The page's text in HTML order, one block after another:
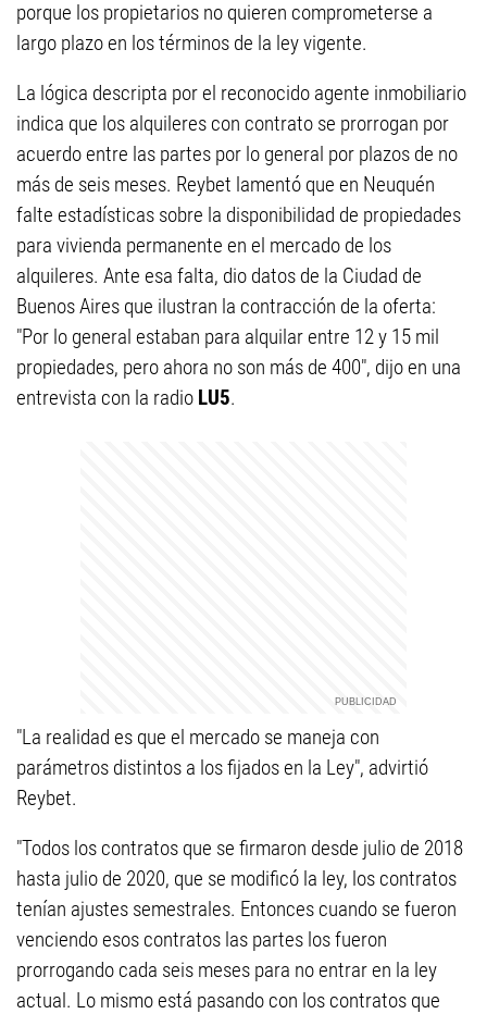
porque los propietarios no quieren comprometerse a
largo plazo en los términos de la ley vigente.
La lógica descripta por el reconocido agente inmobiliario
indica que los alquileres con contrato se prorrogan por
acuerdo entre las partes por lo general por plazos de no
más de seis meses. Reybet lamentó que en Neuquén
falte estadísticas sobre la disponibilidad de propiedades
para vivienda permanente en el mercado de los
alquileres. Ante esa falta, dio datos de la Ciudad de
Buenos Aires que ilustran la contracción de la oferta:
"Por lo general estaban para alquilar entre 12 y 15 mil
propiedades, pero ahora no son más de 400", dijo en una
entrevista con la radio LU5.
"La realidad es que el mercado se maneja con
parámetros distintos a los fijados en la Ley", advirtió
Reybet.
"Todos los contratos que se firmaron desde julio de 2018
hasta julio de 2020, que se modificó la ley, los contratos
tenían ajustes semestrales. Entonces cuando se fueron
venciendo esos contratos las partes los fueron
prorrogando cada seis meses para no entrar en la ley
actual. Lo mismo está pasando con los contratos que